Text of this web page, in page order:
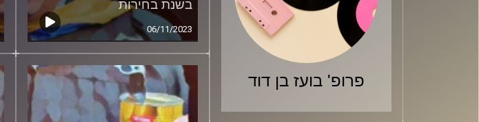
פרופ' בועז בן דוד
בשנת בחירות
06/11/2023